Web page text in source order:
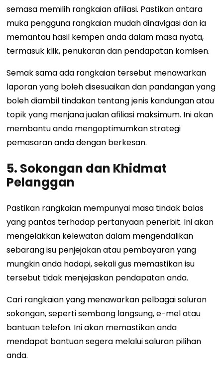
semasa memilih rangkaian afiliasi. Pastikan antara
muka pengguna rangkaian mudah dinavigasi dan ia
memantau hasil kempen anda dalam masa nyata,
termasuk klik, penukaran dan pendapatan komisen.
Semak sama ada rangkaian tersebut menawarkan
laporan yang boleh disesuaikan dan pandangan yang
boleh diambil tindakan tentang jenis kandungan atau
topik yang menjana jualan afiliasi maksimum. Ini akan
membantu anda mengoptimumkan strategi
pemasaran anda dengan berkesan.
5. Sokongan dan Khidmat
Pelanggan
Pastikan rangkaian mempunyai masa tindak balas
yang pantas terhadap pertanyaan penerbit. Ini akan
mengelakkan kelewatan dalam mengendalikan
sebarang isu penjejakan atau pembayaran yang
mungkin anda hadapi, sekali gus memastikan isu
tersebut tidak menjejaskan pendapatan anda.
Cari rangkaian yang menawarkan pelbagai saluran
sokongan, seperti sembang langsung, e-mel atau
bantuan telefon. Ini akan memastikan anda
mendapat bantuan segera melalui saluran pilihan
anda.